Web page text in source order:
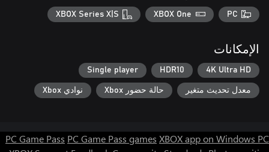
hard MMA fans eager to prove their skills in a realistic fighting
Join thousands of fighters already stepping into the ring.
PC
XBOX One
XBOX Series X|S
الإمكانات
4K Ultra HD
HDR10
Single player
معدل تحديث متغير حالة حضور Xbox نوادي Xbox
PC Game Pass PC Game Pass games XBOX app on Windows PC